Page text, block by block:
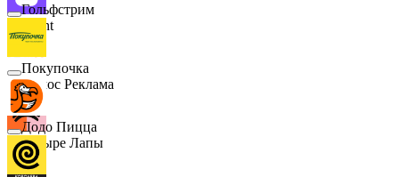
Urent
Эдмос Реклама
Четыре Лапы
Гольфстрим
Покупочка
Додо Пицца